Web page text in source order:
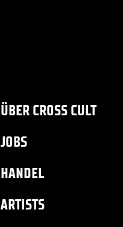
ÜBER CROSS CULT
JOBS
HANDEL
ARTISTS